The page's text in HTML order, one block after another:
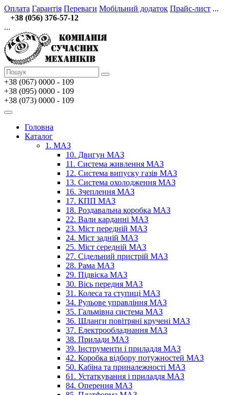
Оплата Гарантія Переваги Мобільний додаток Прайс-лист ...
+38 (056) 376-57-12
...
+38 (067) 0000 - 109
+38 (095) 0000 - 109
+38 (073) 0000 - 109
Головна
Каталог
1. МАЗ
10. Двигун МАЗ
11. Система живлення МАЗ
12. Система випуску газів МАЗ
13. Система охолодження МАЗ
16. Зчеплення МАЗ
17. КПП МАЗ
18. Роздавальна коробка МАЗ
22. Вали карданні МАЗ
23. Міст передній МАЗ
24. Міст задній МАЗ
25. Міст середній МАЗ
27. Сідельний пристрій МАЗ
28. Рама МАЗ
29. Підвіска МАЗ
30. Вісь передня МАЗ
31. Колеса та ступиці МАЗ
34. Рульове управління МАЗ
35. Гальмівна система МАЗ
36. Шланги повітряні кручені МАЗ
37. Електрообладнання МАЗ
38. Прилади МАЗ
39. Інструменти і приладдя МАЗ
42. Коробка відбору потужностей МАЗ
50. Кабіна та приналежності МАЗ
61. Устаткування і приладдя МАЗ
84. Оперення МАЗ